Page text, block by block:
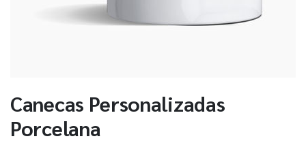
Canecas Personalizadas
Porcelana